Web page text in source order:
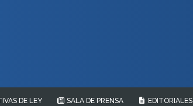
DE LEY SALA DE PRENSA EDITORIALES